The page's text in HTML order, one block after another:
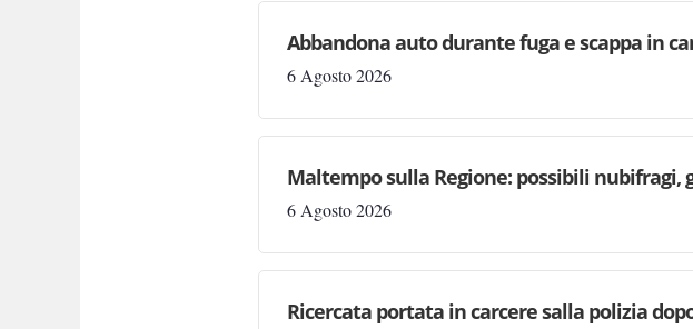
Abbandona auto durante fuga e scappa in
6 Agosto 2026
Maltempo sulla Regione: possibili
6 Agosto 2026
Ricercata portata in carcere salla polizia